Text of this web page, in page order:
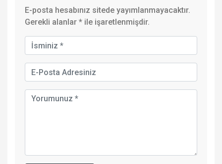
E-posta hesabınız sitede yayımlanmayacaktır.
Gerekli alanlar * ile işaretlenmişdir.